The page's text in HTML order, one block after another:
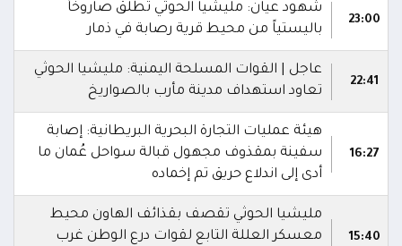
23:00
شهود عيان: مليشيا الحوثي تطلق صاروخاً
باليستياً من محيط قرية رصابة في ذمار
22:41
عاجل | القوات المسلحة اليمنية: مليشيا الحوثي
تعاود استهداف مدينة مأرب بالصواريخ
16:27
هيئة عمليات التجارة البحرية البريطانية: إصابة
سفينة بمقذوف مجهول قبالة سواحل عُمان ما
أدى إلى اندلاع حريق تم إخماده
15:40
مليشيا الحوثي تقصف بقذائف الهاون محيط
معسكر العللة التابع لقوات درع الوطن غرب